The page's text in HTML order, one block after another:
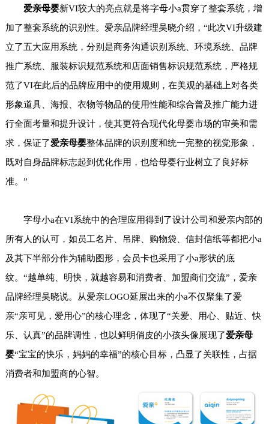
爱亲母婴新VI较大的亮点就是将字母小a贯穿了整套系统，增
加了整套系统的识别性。爱亲品牌经理吴晓介绍，“此次VI升级建
立了五大应用系统，分别是商务沟通识别系统、环境系统、品牌
推广系统、服装标识规范系统和店面销售标识规范系统，严格规
范了VI在此后的品牌应用中的使用规则，在美观的基础上对各类
形象道具、海报、衣物等物品的使用性能和综合普及推广能力进
行全面考量和提升设计，使其更符合现代化母婴市场的审美和需
求，保证了爱亲母婴整体品牌的识别度和统一完整的视觉形象，
既对自身品牌标志起到优化作用，也给母婴行业树立了良好标
准。”
字母小a在VI系统中的合理应用得到了设计公司和爱亲内部的
所有人的认可，如员工名片、吊牌、购物袋、信封信纸等都把小a
及其下半部分作为辅助图形，会员卡也采用了小a形状的底
纹。“越单纯、明快，就越容易和消费者、加盟商们交流”，爱亲
品牌经理吴晓说。从爱亲LOGO延展出来的小a不仅聚集了爱
亲“亲可见，爱用心”的核心理念，体现了“关爱、用心、贴近、快
乐、认真”的品牌调性，也以鲜明俏皮的小孩头像展现了爱亲母
婴“宝宝的快乐，妈妈的幸福”的核心目标，凸显了关联性，占据
消费者和加盟商的心智。